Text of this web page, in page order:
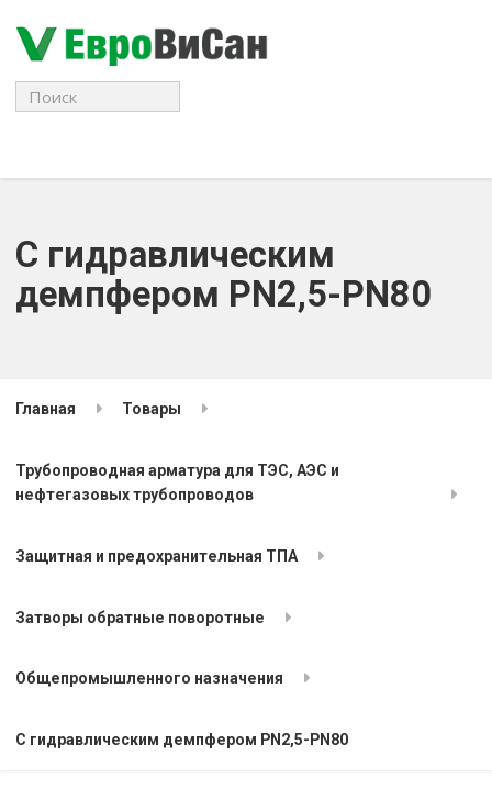
Поиск
для:
С гидравлическим
демпфером PN2,5-PN80
Главная Товары
Трубопроводная арматура для ТЭС, АЭС и
нефтегазовых трубопроводов
Защитная и предохранительная ТПА
Затворы обратные поворотные
Общепромышленного назначения
С гидравлическим демпфером PN2,5-PN80